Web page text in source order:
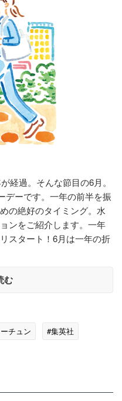
経過。そんな節目の6月。
デーです。一年の前半を振
の絶好のタイミング。水
ンをご紹介します。一年
スタート！6月は一年の折
む
チュン
#集英社